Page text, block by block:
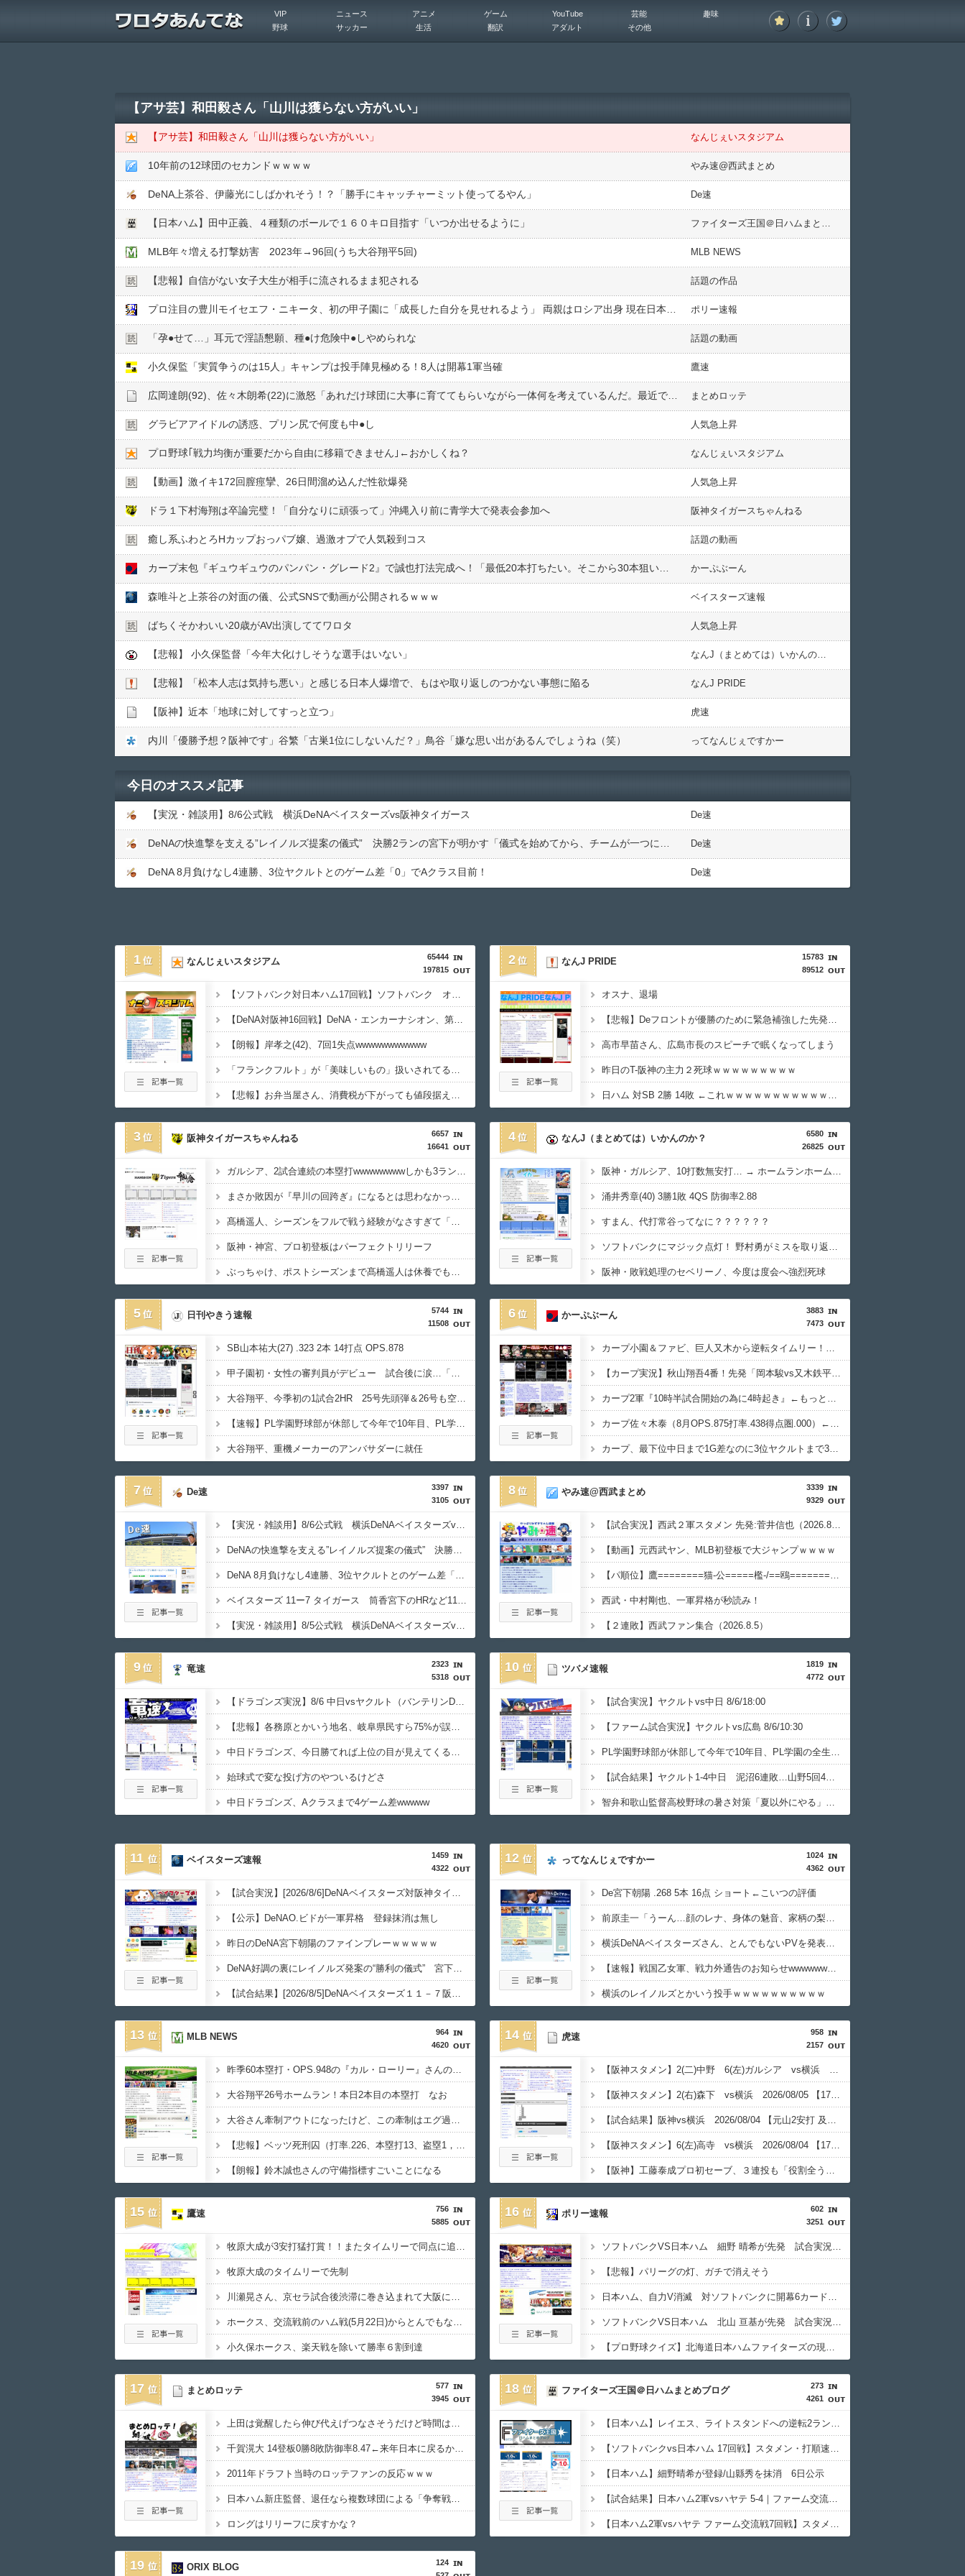
VIP ニュース アニメ ゲーム YouTube 芸能
趣味
野球
サッカー 生活 翻訳 アダルト その他
【アサ芸】和田毅さん「山川は獲らない方がいい」
【アサ芸】和田毅さん「山川は獲らない方がいい」 なんじぇいスタジアム
10年前の12球団のセカンドｗｗｗｗ やみ速@西武まとめ
DeNA上茶谷、伊藤光にしばかれそう！？「勝手にキャッチャーミット使ってるやん」 De速
【日本ハム】田中正義、４種類のボールで１６０キロ目指す「いつか出せるように」 ファイターズ王国＠日ハムまとめブログ
MLB年々増える打撃妨害 2023年→96回(うち大谷翔平5回) MLB NEWS
【悲報】自信がない女子大生が相手に流されるまま犯される 話題の作品
ポリー速報
「孕●︎せて…」耳元で淫語懇願、種●︎け危険中●︎しやめられな 話題の動画
小久保監「実質争うのは15人」キャンプは投手陣見極める！8人は開幕1軍当確 鷹速
まとめロッテ
グラビアアイドルの誘惑、プリン尻で何度も中●︎し 人気急上昇
プロ野球｢戦力均衡が重要だから自由に移籍できません｣←おかしくね？ なんじぇいスタジアム
【動画】激イキ172回膣痙攣、26日間溜め込んだ性欲爆発 人気急上昇
ドラ１下村海翔は卒論完璧！「自分なりに頑張って」沖縄入り前に青学大で発表会参加へ 阪神タイガースちゃんねる
癒し系ふわとろHカップおっパブ嬢、過激オプで人気殺到コス 話題の動画
かーぷぶーん
森唯斗と上茶谷の対面の儀、公式SNSで動画が公開されるｗｗｗ ベイスターズ速報
ばちくそかわいい20歳がAV出演しててワロタ 人気急上昇
【悲報】 小久保監督「今年大化けしそうな選手はいない」 なんJ（まとめては）いかんのか？
【悲報】「松本人志は気持ち悪い」と感じる日本人爆増で、もはや取り返しのつかない事態に陥る なんJ PRIDE
【阪神】近本「地球に対してすっと立つ」 虎速
内川「優勝予想？阪神です」谷繁「古巣1位にしないんだ？」鳥谷「嫌な思い出があるんでしょうね（笑） ってなんじぇですかー
今日のオススメ記事
【実況・雑談用】8/6公式戦 横浜DeNAベイスターズvs阪神タイガース De速
De速
DeNA 8月負けなし4連勝、3位ヤクルトとのゲーム差「0」でAクラス目前！ De速
1
65444
197815
なんじぇいスタジアム
【ソフトバンク対日本ハム17回戦】ソフトバンク オスナが危険球退場 痛恨の押し出しとなり、日本ハムに勝ち越し許す
【DeNA対阪神16回戦】DeNA・エンカーナシオン、第6号ソロホームラン！4点差に迫る！！！！！！！！
【朗報】岸孝之(42)、7回1失点wwwwwwwwwww
「フランクフルト」が「美味しいもの」扱いされてるの違和感あるんやが
【悲報】お弁当屋さん、消費税が下がっても値段据え置き
2
15783
89512
なんJ PRIDE
オスナ、退場
【悲報】Deフロントが優勝のために緊急補強した先発投手、デビュー戦1回7失点でピシャリ
高市早苗さん、広島市長のスピーチで眠くなってしまう
昨日のT-阪神の主力２死球ｗｗｗｗｗｗｗｗｗ
日ハム 対SB 2勝 14敗 ←これｗｗｗｗｗｗｗｗｗｗｗｗｗｗｗｗｗｗｗｗ
3
6657
16641
阪神タイガースちゃんねる
ガルシア、2試合連続の本塁打wwwwwwwwしかも3ランで今季7打点wwww
まさか敗因が『早川の回跨ぎ』になるとは思わなかったな
髙橋遥人、シーズンをフルで戦う経験がなさすぎて「こう」なってる件
阪神・神宮、プロ初登板はパーフェクトリリーフ
ぶっちゃけ、ポストシーズンまで髙橋遥人は休養でもいいよな
4
6580
26825
なんJ（まとめては）いかんのか？
阪神・ガルシア、10打数無安打… → ホームランホームランｗｗｗｗ
涌井秀章(40) 3勝1敗 4QS 防御率2.88
すまん、代打常谷ってなに？？？？？？
ソフトバンクにマジック点灯！ 野村勇がミスを取り返す決勝弾で揉みくちゃにされるｗｗｗｗ
阪神・敗戦処理のセベリーノ、今度は度会へ強烈死球
5
5744
11508
日刊やきう速報
SB山本祐大(27) .323 2本 14打点 OPS.878
甲子園初・女性の審判員がデビュー 試合後に涙…「嬉しい気持ちと絶対失敗しちゃいけない、それだけでした」
大谷翔平、今季初の1試合2HR 25号先頭弾＆26号も空砲…ド軍は今季ワースト6連敗
【速報】PL学園野球部が休部して今年で10年目、PL学園の全生徒数は35人
大谷翔平、重機メーカーのアンバサダーに就任
6
3883
7473
かーぷぶーん
カープ小園＆ファビ、巨人又木から逆転タイムリー！秋山も2塁打で岡本駿を援護！！
【カープ実況】秋山翔吾4番！先発「岡本駿vs又木鉄平」【広島-巨人/マツダスタジアム】
カープ2軍『10時半試合開始の為に4時起き』←もっと良い猛暑対策はないのか？
カープ佐々木泰（8月OPS.875打率.438得点圏.000）←1番に置いた方が良くね？
カープ、最下位中日まで1G差なのに3位ヤクルトまで3G差←珍しい状況
7
3397
3105
De速
【実況・雑談用】8/6公式戦 横浜DeNAベイスターズvs阪神タイガース
DeNAの快進撃を支える”レイノルズ提案の儀式” 決勝2ランの宮下が明かす「儀式を始めてから、チームが一つになっている」
DeNA 8月負けなし4連勝、3位ヤクルトとのゲーム差「0」でAクラス目前！
ベイスターズ 11ー7 タイガース 筒香宮下のHRなど11得点 東7回3失点で試合を作る
【実況・雑談用】8/5公式戦 横浜DeNAベイスターズvs阪神タイガース
8
3339
9329
やみ速@西武まとめ
【試合実況】西武２軍スタメン 先発:菅井信也（2026.8.6）
【動画】元西武ヤン、MLB初登板で大ジャンプｗｗｗｗ
【パ順位】鷹========猫-公=====檻-/==鴎=========鷲（2026.8.5）
西武・中村剛也、一軍昇格が秒読み！
【２連敗】西武ファン集合（2026.8.5）
9
2323
5318
竜速
【ドラゴンズ実況】8/6 中日vsヤクルト（バンテリンD）18:00～先発：金丸 【中継:CBC Jスポ2 DAZN他】
【悲報】各務原とかいう地名、岐阜県民すら75%が誤読をしてしまうwwwwwww
中日ドラゴンズ、今日勝てれば上位の目が見えてくるかも・・・
始球式で変な投げ方のやついるけどさ
中日ドラゴンズ、Aクラスまで4ゲーム差wwwww
10
1819
4772
ツバメ速報
【試合実況】ヤクルトvs中日 8/6/18:00
【ファーム試合実況】ヤクルトvs広島 8/6/10:30
PL学園野球部が休部して今年で10年目、PL学園の全生徒数は35人
【試合結果】ヤクルト1-4中日 泥沼6連敗…山野5回4失点
智弁和歌山監督高校野球の暑さ対策「夏以外にやる」「回数の問題ではない」
11
1459
4322
ベイスターズ速報
【試合実況】[2026/8/6]DeNAベイスターズ対阪神タイガース 17:45〜
【公示】DeNAO.ビドが一軍昇格 登録抹消は無し
昨日のDeNA宮下朝陽のファインプレーｗｗｗｗｗ
DeNA好調の裏にレイノルズ発案の“勝利の儀式” 宮下「チームが一つになっている」
【試合結果】[2026/8/5]DeNAベイスターズ１１－７阪神タイガース ８月負けなし４連勝で２カード連続勝ち越し！
12
1024
4362
ってなんじぇですかー
De宮下朝陽 .268 5本 16点 ショート←こいつの評価
前原圭一「うーん…顔のレナ、身体の魅音、家柄の梨花、性格の詩音かぁ…」
横浜DeNAベイスターズさん、とんでもないPVを発表してしまうwwwwwwwwwwww
【速報】戦国乙女軍、戦力外通告のお知らせwwwwwwwwwwwwwwwwwwwww
横浜のレイノルズとかいう投手ｗｗｗｗｗｗｗｗｗｗ
13
964
4620
MLB NEWS
昨季60本塁打・OPS.948の『カル・ローリー』さんの今季の成績
大谷翔平26号ホームラン！本日2本目の本塁打 なお
大谷さん牽制アウトになったけど、この牽制はエグ過ぎる
【悲報】ベッツ死刑囚（打率.226、本塁打13、盗塁1，OPS.677、出塁率.283、得点圏.195）
【朗報】鈴木誠也さんの守備指標すごいことになる
14
958
2157
虎速
【阪神スタメン】2(二)中野 6(左)ガルシア vs横浜 【17:45試合開始予定】 2026/08/06
【阪神スタメン】2(右)森下 vs横浜 2026/08/05 【17:45試合開始予定】
【試合結果】阪神vs横浜 2026/08/04 【元山2安打 及川＆岩崎1回無失点】
【阪神スタメン】6(左)高寺 vs横浜 2026/08/04 【17:45試合開始予定】
【阪神】工藤泰成プロ初セーブ、３連投も「役割全うできるように。いつも通り投げていくつもり」
15
756
5885
鷹速
牧原大成が3安打猛打賞！！またタイムリーで同点に追いつく
牧原大成のタイムリーで先制
川瀬晃さん、京セラ試合後渋滞に巻き込まれて大阪に取り残されてしまう
ホークス、交流戦前のハム戦(5月22日)からとんでもないペースで勝ち始める
小久保ホークス、楽天戦を除いて勝率６割到達
16
602
3251
ポリー速報
ソフトバンクVS日本ハム 細野 晴希が先発 試合実況 inみずほpaypayドーム 18:00〜
【悲報】パリーグの灯、ガチで消えそう
日本ハム、自力V消滅 対ソフトバンクに開幕6カード連続負け越しの屈辱
ソフトバンクVS日本ハム 北山 亘基が先発 試合実況 inみずほpaypayドーム 18:00〜
【プロ野球クイズ】北海道日本ハムファイターズの現在の抑えは誰でしょう？
17
577
3945
まとめロッテ
上田は覚醒したら伸び代えげつなさそうだけど時間はかかりそう
千賀滉大 14登板0勝8敗防御率8.47←来年日本に戻るかもだけどどこが獲る？
2011年ドラフト当時のロッテファンの反応ｗｗｗ
日本ハム新庄監督、退任なら複数球団による「争奪戦」も（AERA）
ロングはリリーフに戻すかな？
18
273
4261
ファイターズ王国＠日ハムまとめブログ
【日本ハム】レイエス、ライトスタンドへの逆転2ランホームラン｜ソフトバンク戦｜打った瞬間の反応まとめ｜8/6
【ソフトバンクvs日本ハム 17回戦】スタメン・打順速報｜試合実況｜8/6 18:00開始
【日本ハム】細野晴希が登録/山縣秀を抹消 6日公示
【試合結果】日本ハム2軍vsハヤテ 5-4｜ファーム交流戦7回戦｜個人成績｜8/6
【日本ハム2軍vsハヤテ ファーム交流戦7回戦】スタメン・打順速報｜試合実況｜8/6 13:00開始
19
124
ORIX BLOG